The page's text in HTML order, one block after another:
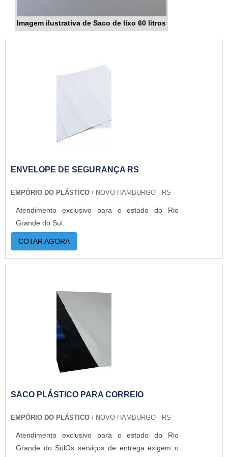
Imagem ilustrativa de Saco de lixo 60 litros
ENVELOPE DE SEGURANÇA RS
EMPÓRIO DO PLÁSTICO / NOVO HAMBURGO - RS
Atendimento exclusivo para o estado do Rio
Grande do Sul.
COTAR AGORA
SACO PLÁSTICO PARA CORREIO
EMPÓRIO DO PLÁSTICO / NOVO HAMBURGO - RS
Atendimento exclusivo para o estado do Rio
Grande do SulOs serviços de entrega exigem o